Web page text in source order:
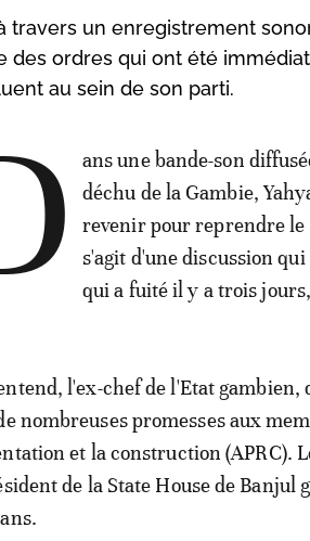
travers un enregistrement
des ordres qui ont été
au sein de son parti.
ans une bande-son
déchu de la Gambie,
revenir pour reprendre le
s'agit d'une discussion
qui a fuité il y a trois
l'ex-chef de l'Etat
nombreuses promesses aux
et la construction (APRC).
de la State House de Banjul